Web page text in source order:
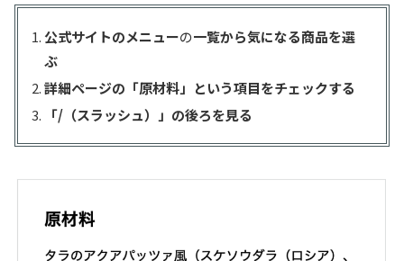
公式サイトのメニューの一覧から気になる商品を選
ぶ
詳細ページの「原材料」という項目をチェックする
「/（スラッシュ）」の後ろを見る